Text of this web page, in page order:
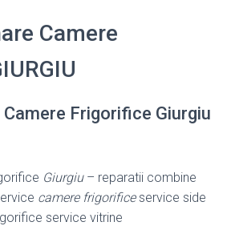
Camere
Frigorifice Giurgiu
Giurgiu– reparatii combine
camere frigorificeservice side
service vitrine